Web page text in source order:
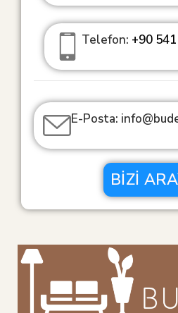
Telefon: +90
E-Posta:
BIZI